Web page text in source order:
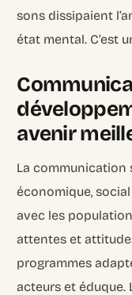
sons dissipaient
état mental. C’est
avenir
La communication
économique,
avec les
attentes et
programmes
acteurs et éduque.